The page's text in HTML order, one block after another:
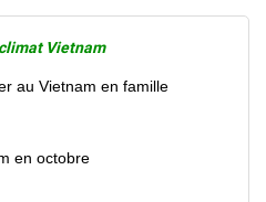
Vietnam
au Vietnam en famille
en octobre